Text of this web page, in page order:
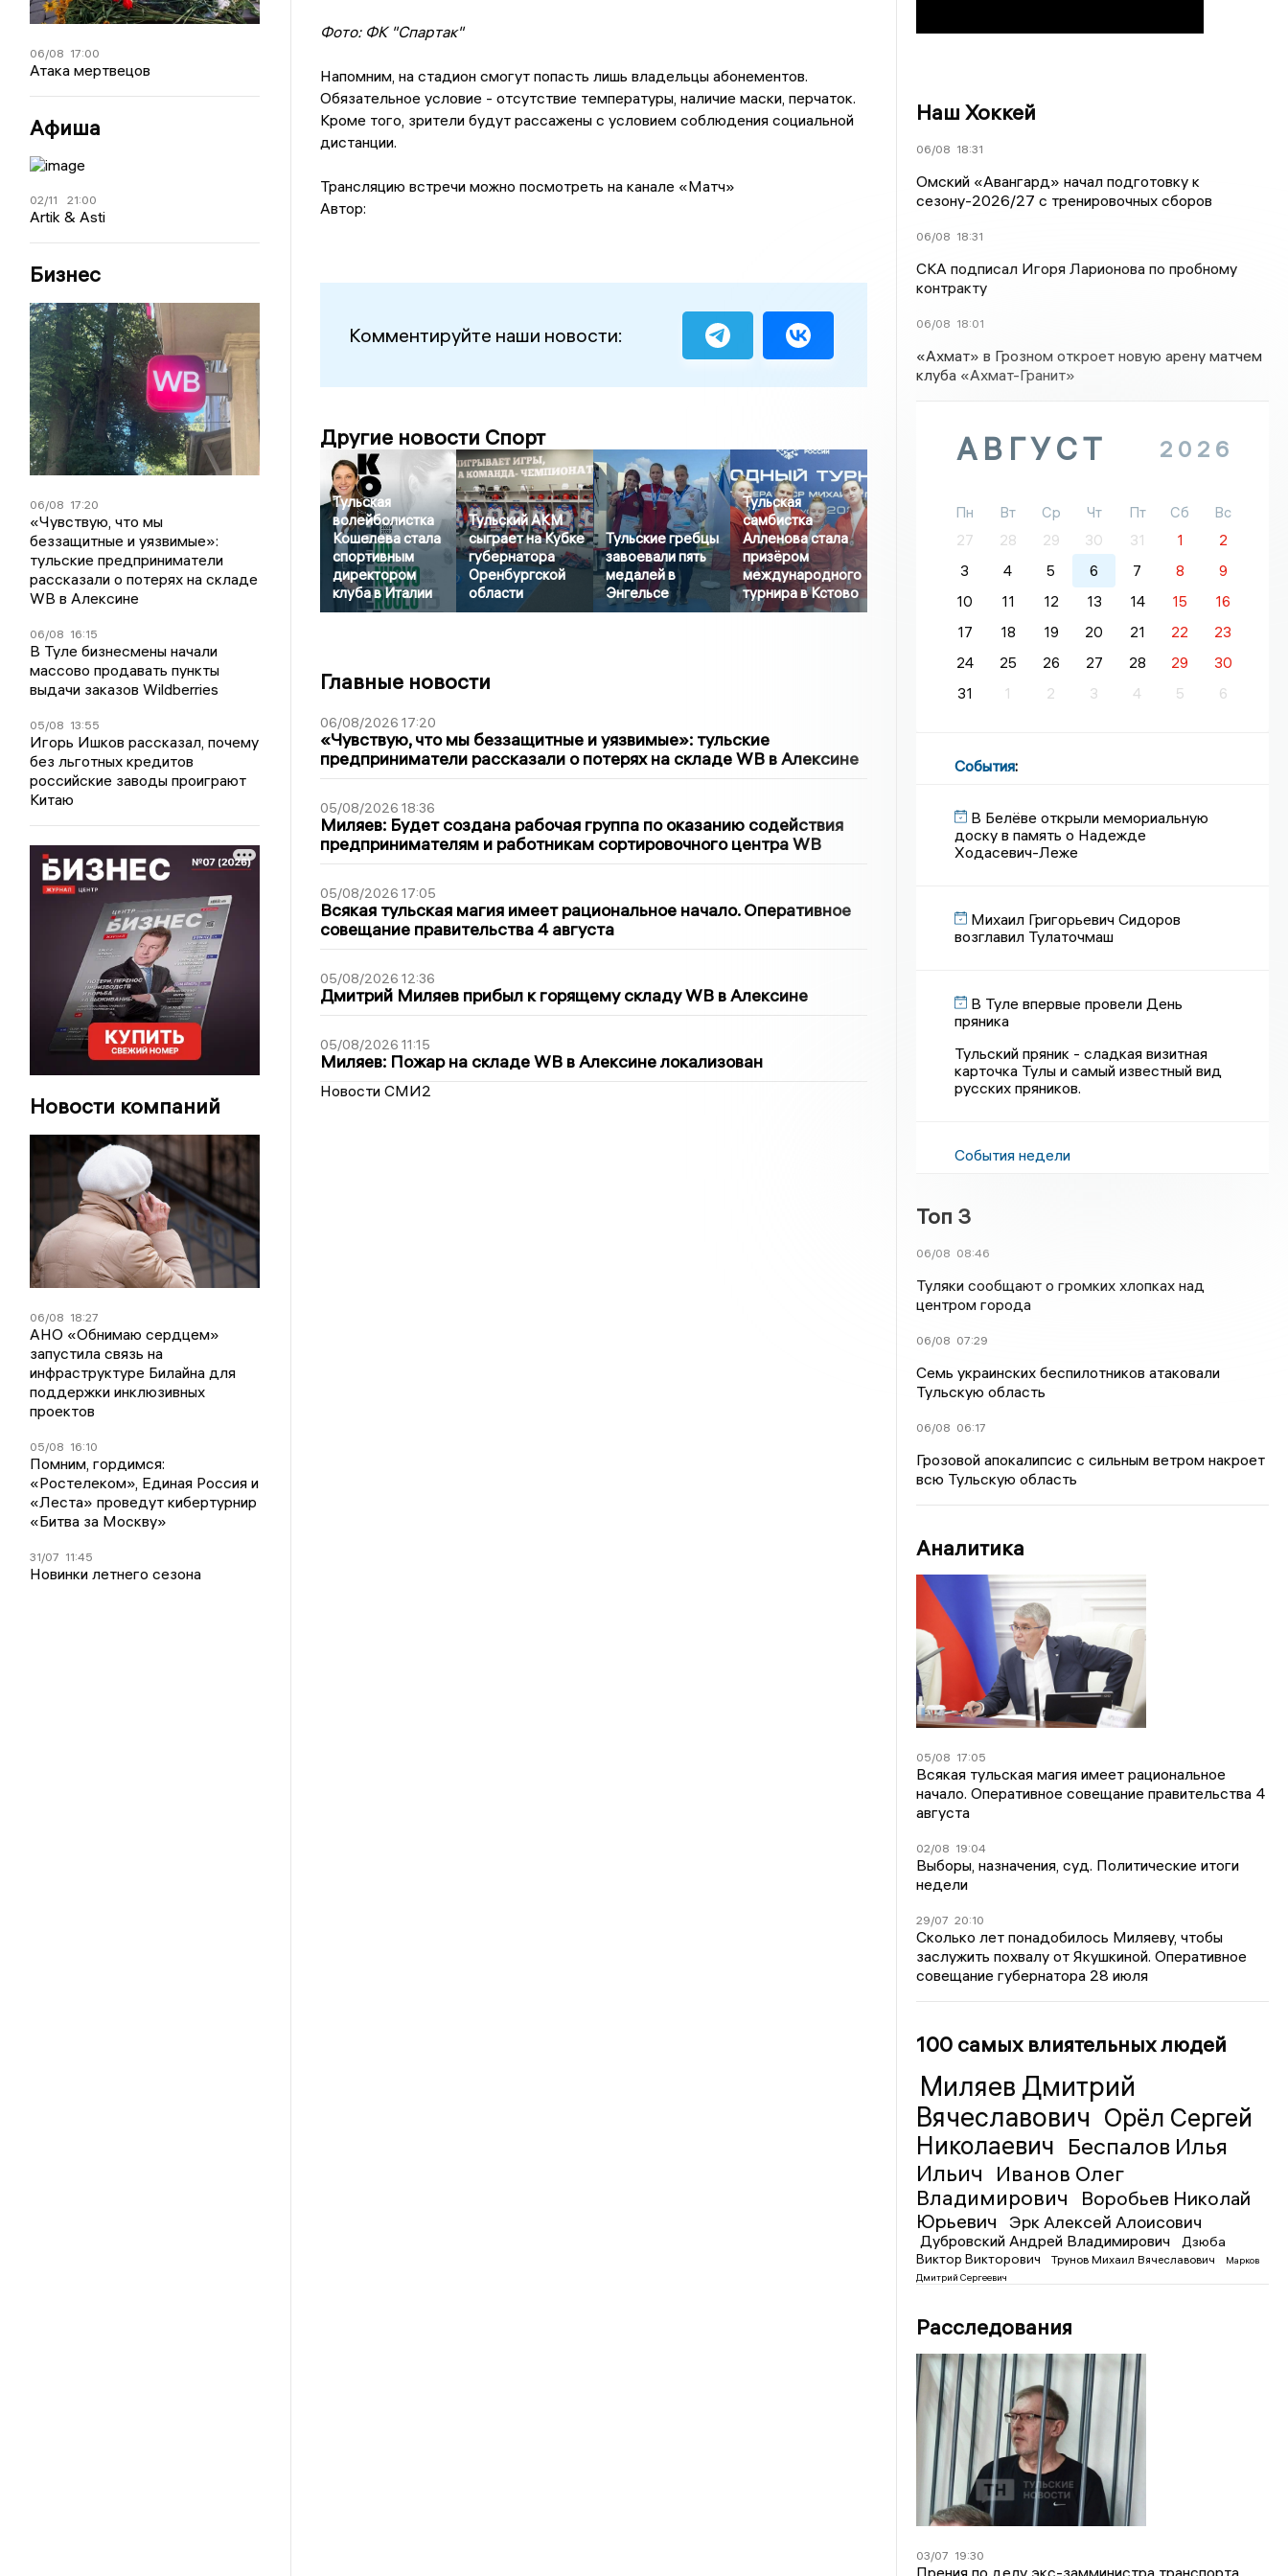
06/08 17:00
Атака мертвецов
Афиша
02/11 21:00
Artik & Asti
Бизнес
06/08 17:20
«Чувствую, что мы
беззащитные и уязвимые»:
тульские предприниматели
рассказали о потерях на складе
WB в Алексине
06/08 16:15
В Туле бизнесмены начали
массово продавать пункты
выдачи заказов Wildberries
05/08 13:55
Игорь Ишков рассказал, почему
без льготных кредитов
российские заводы проиграют
Китаю
Новости компаний
06/08 18:27
АНО «Обнимаю сердцем»
запустила связь на
инфраструктуре Билайна для
поддержки инклюзивных
проектов
05/08 16:10
Помним, гордимся:
«Ростелеком», Единая Россия и
«Леста» проведут кибертурнир
«Битва за Москву»
31/07 11:45
Новинки летнего сезона
Фото: ФК "Спартак"
Напомним, на стадион смогут попасть лишь владельцы абонементов.
Обязательное условие - отсутствие температуры, наличие маски, перчаток.
Кроме того, зрители будут рассажены с условием соблюдения социальной
дистанции.
Трансляцию встречи можно посмотреть на канале «Матч»
Автор:
Комментируйте наши новости:
Другие новости Спорт
Тульская
волейболистка
Кошелева стала
спортивным
директором
клуба в Италии
Тульский АКМ
сыграет на Кубке
губернатора
Оренбургской
области
Тульские гребцы
завоевали пять
медалей в
Энгельсе
Тульская
самбистка
Алленова стала
призёром
международного
турнира в Кстово
Главные новости
06/08/2026 17:20
«Чувствую, что мы беззащитные и уязвимые»: тульские
предприниматели рассказали о потерях на складе WB в Алексине
05/08/2026 18:36
Миляев: Будет создана рабочая группа по оказанию содействия
предпринимателям и работникам сортировочного центра WB
05/08/2026 17:05
Всякая тульская магия имеет рациональное начало. Оперативное
совещание правительства 4 августа
05/08/2026 12:36
Дмитрий Миляев прибыл к горящему складу WB в Алексине
05/08/2026 11:15
Миляев: Пожар на складе WB в Алексине локализован
Новости СМИ2
Наш Хоккей
06/08 18:31
Омский «Авангард» начал подготовку к
сезону-2026/27 с тренировочных сборов
06/08 18:31
СКА подписал Игоря Ларионова по пробному
контракту
06/08 18:01
«Ахмат» в Грозном откроет новую арену матчем
клуба «Ахмат-Гранит»
АВГУСТ 2026
Пн Вт Ср Чт Пт Сб
Вс
27
28 29 30 31 1
2
3
4 5 6 7 8
9
10
11 12 13 14 15
16
17
18 19 20 21 22
23
24
25 26 27 28 29
30
31
1 2 3 4 5 6
События:
В Белёве открыли мемориальную
доску в память о Надежде
Ходасевич-Леже
Михаил Григорьевич Сидоров
возглавил Тулаточмаш
В Туле впервые провели День
пряника
Тульский пряник - сладкая визитная
карточка Тулы и самый известный вид
русских пряников.
События недели
Топ 3
06/08 08:46
Туляки сообщают о громких хлопках над
центром города
06/08 07:29
Семь украинских беспилотников атаковали
Тульскую область
06/08 06:17
Грозовой апокалипсис с сильным ветром накроет
всю Тульскую область
Аналитика
05/08 17:05
Всякая тульская магия имеет рациональное
начало. Оперативное совещание правительства 4
августа
02/08 19:04
Выборы, назначения, суд. Политические итоги
недели
29/07 20:10
Сколько лет понадобилось Миляеву, чтобы
заслужить похвалу от Якушкиной. Оперативное
совещание губернатора 28 июля
100 самых влиятельных людей
Миляев Дмитрий
Вячеславович Орёл Сергей
Николаевич Беспалов Илья
Ильич
Иванов Олег
Владимирович
Воробьев Николай
Юрьевич
Эрк Алексей Алоисович
Дубровский Андрей Владимирович
Дзюба
Виктор Викторович
Трунов Михаил Вячеславович
Марков
Дмитрий Сергеевич
Расследования
03/07 19:30
Прения по делу экс-замминистра транспорта